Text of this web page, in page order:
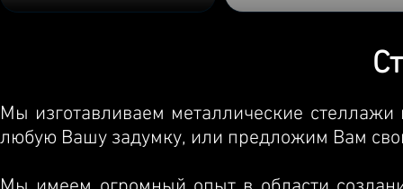
Мы изготавливаем металлические
любую Вашу задумку, или предложим Вам